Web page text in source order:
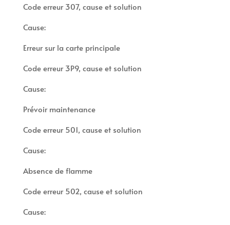
Code erreur 307, cause et solution
Cause:
Erreur sur la carte principale
Code erreur 3P9, cause et solution
Cause:
Prévoir maintenance
Code erreur 501, cause et solution
Cause:
Absence de flamme
Code erreur 502, cause et solution
Cause: